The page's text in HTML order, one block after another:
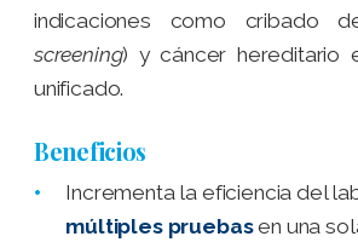
indicaciones como cribado
screening) y cáncer hereditario
unificado.
Beneficios
Incrementa la eficiencia del
múltiples pruebasen una